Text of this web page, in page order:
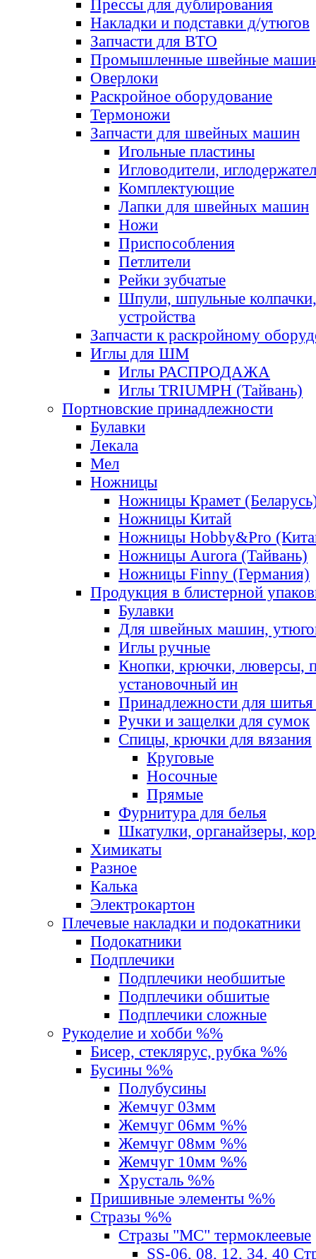
Прессы для дублирования
Накладки и подставки д/утюгов
Запчасти для ВТО
Промышленные швейные
Оверлоки
Раскройное оборудование
Термоножи
Запчасти для швейных машин
Игольные пластины
Игловодители,
Комплектующие
Лапки для швейных машин
Ножи
Приспособления
Петлители
Рейки зубчатые
Шпули, шпульные
устройства
Запчасти к раскройному
Иглы для ШМ
Иглы РАСПРОДАЖА
Иглы TRIUMPH (Тайвань)
Портновские принадлежности
Булавки
Лекала
Мел
Ножницы
Ножницы Крамет
Ножницы Китай
Ножницы Hobby&Pro
Ножницы Aurora (Тайвань)
Ножницы Finny (Германия)
Продукция в блистерной
Булавки
Для швейных машин,
Иглы ручные
Кнопки, крючки, люверсы,
установочный ин
Принадлежности для шитья
Ручки и защелки для сумок
Спицы, крючки для вязания
Круговые
Носочные
Прямые
Фурнитура для белья
Шкатулки, органайзеры,
Химикаты
Разное
Калька
Электрокартон
Плечевые накладки и подокатники
Подокатники
Подплечики
Подплечики необшитые
Подплечики обшитые
Подплечики сложные
Рукоделие и хобби %%
Бисер, стеклярус, рубка %%
Бусины %%
Полубусины
Жемчуг 03мм
Жемчуг 06мм %%
Жемчуг 08мм %%
Жемчуг 10мм %%
Хрусталь %%
Пришивные элементы %%
Стразы %%
Стразы "MС" термоклеевые
SS-06, 08, 12, 34, 40